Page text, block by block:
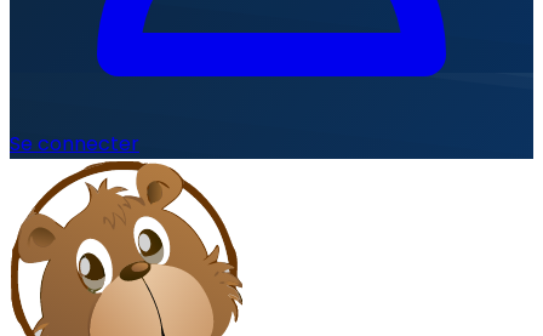
Se connecter